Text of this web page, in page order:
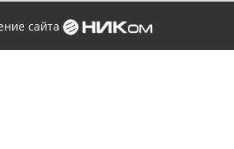
сайта